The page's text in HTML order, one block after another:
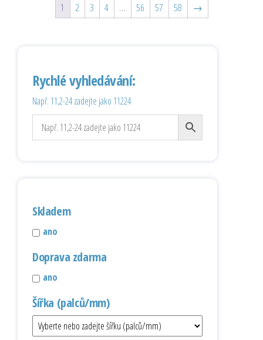
1 2 3 4 … 56 57 58 →
Rychlé vyhledávání:
Např. 11,2-24 zadejte jako 11224
Skladem
ano
Doprava zdarma
ano
Šířka (palců/mm)